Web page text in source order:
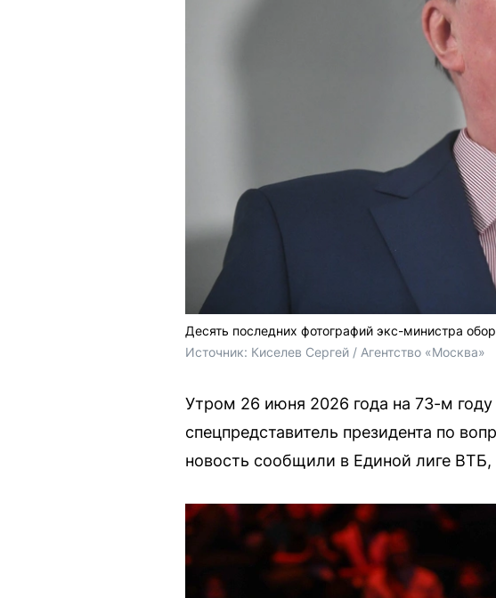
Десять последних фотографий экс-министра
Источник: Киселев Сергей / Агентство «Москва»
Утром 26 июня 2026 года на 73-м
спецпредставитель президента по
новость сообщили в Единой лиге